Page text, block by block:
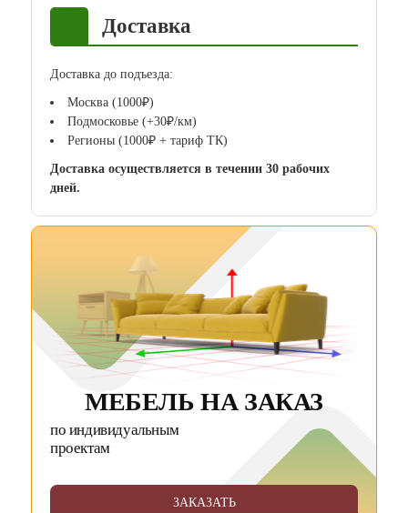
Доставка
Доставка до подъезда:
Москва (1000₽)
Подмосковье (+30₽/км)
Регионы (1000₽ + тариф ТК)
Доставка осуществляется в течении 30 рабочих
дней.
МЕБЕЛЬ НА ЗАКАЗ
по индивидуальным
проектам
ЗАКАЗАТЬ